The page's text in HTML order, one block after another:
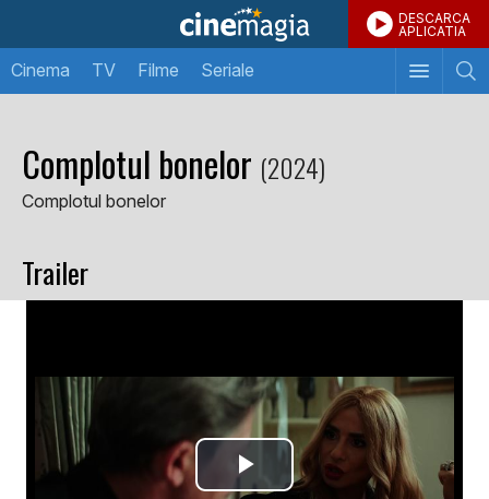
DESCARCA
APLICATIA
Cinema TV Filme Seriale
Complotul bonelor (2024)
Complotul bonelor
Trailer